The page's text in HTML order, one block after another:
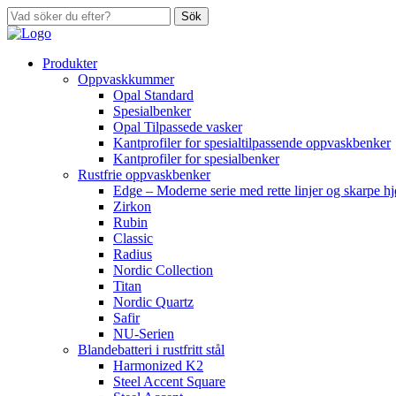
Sök
Produkter
Oppvaskkummer
Opal Standard
Spesialbenker
Opal Tilpassede vasker
Kantprofiler for spesialtilpassende oppvaskbenker
Kantprofiler for spesialbenker
Rustfrie oppvaskbenker
Edge – Moderne serie med rette linjer og skarpe
Zirkon
Rubin
Classic
Radius
Nordic Collection
Titan
Nordic Quartz
Safir
NU-Serien
Blandebatteri i rustfritt stål
Harmonized K2
Steel Accent Square